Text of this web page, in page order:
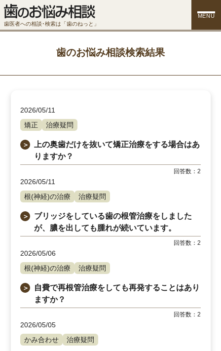
歯医者への相談･検索は「歯のねっと」
MENU
歯のお悩み相談検索結果
2026/05/11
矯正
治療疑問
＞
上の奥歯だけを抜いて矯正治療をする場合はあ
りますか？
回答数：2
2026/05/11
根(神経)の治療
治療疑問
＞
ブリッジをしている歯の根管治療をしました
が、膿を出しても腫れが続いています。
回答数：2
2026/05/06
根(神経)の治療
治療疑問
＞
自費で再根管治療をしても再発することはあり
ますか？
回答数：2
2026/05/05
かみ合わせ
治療疑問